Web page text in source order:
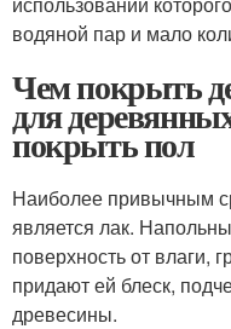
водяной пар и мало
Чем покрыть
для
покрыть пол
Наиболее привычным
является лак.
поверхность от влаги,
придают ей блеск,
древесины.